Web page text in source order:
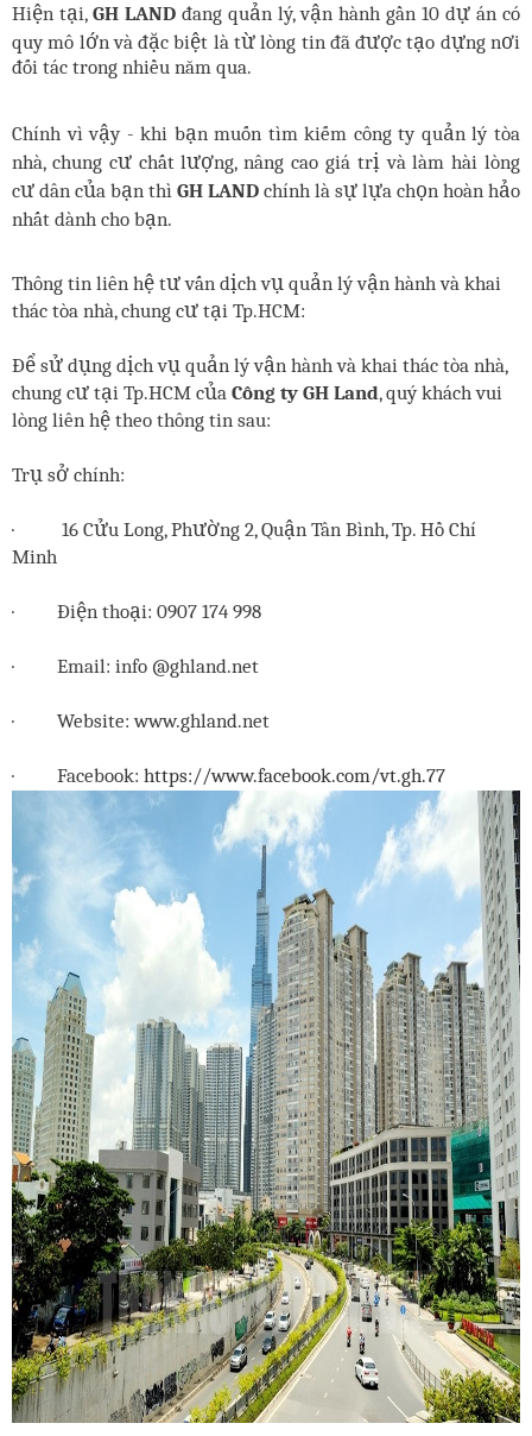
Hiện tại, GH LAND đang quản lý, vận hành gần 10 dự án có
quy mô lớn và đặc biệt là từ lòng tin đã được tạo dựng nơi
đối tác trong nhiều năm qua.
Chính vì vậy - khi bạn muốn tìm kiếm công ty quản lý tòa
nhà, chung cư chất lượng, nâng cao giá trị và làm hài lòng
cư dân của bạn thì GH LAND chính là sự lựa chọn hoàn hảo
nhất dành cho bạn.
Thông tin liên hệ tư vấn dịch vụ quản lý vận hành và khai
thác tòa nhà, chung cư tại Tp.HCM:
Để sử dụng dịch vụ quản lý vận hành và khai thác tòa nhà,
chung cư tại Tp.HCM của Công ty GH Land, quý khách vui
lòng liên hệ theo thông tin sau:
Trụ sở chính:
·
16 Cửu Long, Phường 2, Quận Tân Bình, Tp. Hồ Chí
Minh
· Điện thoại: 0907 174 998
· Email: info @ghland.net
· Website: www.ghland.net
· Facebook: https://www.facebook.com/vt.gh.77